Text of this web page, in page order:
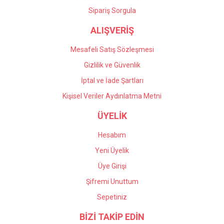
Gönder
Sipariş Sorgula
ALIŞVERİŞ
Mesafeli Satış Sözleşmesi
Gizlilik ve Güvenlik
İptal ve İade Şartları
Kişisel Veriler Aydınlatma Metni
ÜYELİK
Hesabım
Yeni Üyelik
Üye Girişi
Şifremi Unuttum
Sepetiniz
BİZİ TAKİP EDİN